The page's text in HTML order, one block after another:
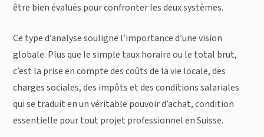
être bien évalués pour confronter les deux systèmes.
Ce type d’analyse souligne l’importance d’une vision
globale. Plus que le simple taux horaire ou le total brut,
c’est la prise en compte des coûts de la vie locale, des
charges sociales, des impôts et des conditions salariales
qui se traduit en un véritable pouvoir d’achat, condition
essentielle pour tout projet professionnel en Suisse.